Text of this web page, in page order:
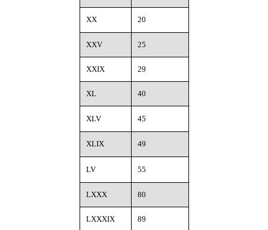
XX 20
XXV 25
XXIX 29
XL 40
XLV 45
XLIX 49
LV 55
LXXX 80
LXXXIX 89